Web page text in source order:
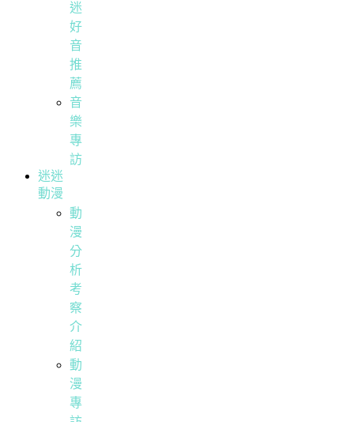
迷
好
音
推
薦
音
樂
專
訪
迷迷
動漫
動
漫
分
析
考
察
介
紹
動
漫
專